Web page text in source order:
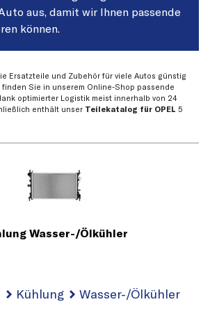
aus, damit wir Ihnen passende
können.
Ersatzteile und Zubehör für viele Autos günstig
finden Sie in unserem Online-Shop passende
optimierter Logistik meist innerhalb von 24
enthält unser Teilekatalog für OPEL 5
Wasser-/Ölkühler
Kühlung Wasser-/Ölkühler